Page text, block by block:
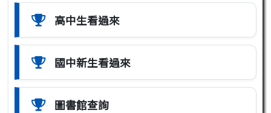
高中生看過來
國中新生看過來
圖書館查詢